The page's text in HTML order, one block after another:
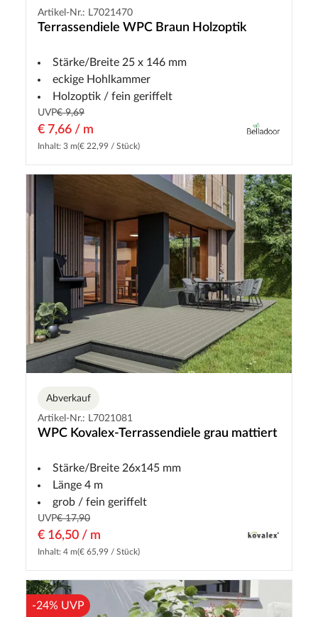
Artikel-Nr.: L7021470
Terrassendiele WPC Braun Holzoptik
Stärke/Breite 25 x 146 mm
eckige Hohlkammer
Holzoptik / fein geriffelt
UVP€ 9,69
€ 7,66 / m
Inhalt: 3 m(€ 22,99 / Stück)
Abverkauf
Artikel-Nr.: L7021081
WPC Kovalex-Terrassendiele grau mattiert
Stärke/Breite 26x145 mm
Länge 4 m
grob / fein geriffelt
UVP€ 17,90
€ 16,50 / m
Inhalt: 4 m(€ 65,99 / Stück)
-24% UVP